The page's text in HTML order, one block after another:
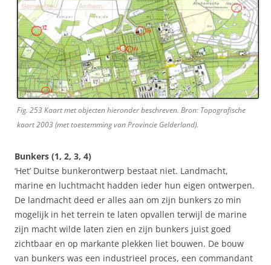
Fig. 253 Kaart met objecten hieronder beschreven. Bron: Topografische
kaart 2003 (met toestemming van Provincie Gelderland).
Bunkers (1, 2, 3, 4)
‘Het’ Duitse bunkerontwerp bestaat niet. Landmacht,
marine en luchtmacht hadden ieder hun eigen ontwerpen.
De landmacht deed er alles aan om zijn bunkers zo min
mogelijk in het terrein te laten opvallen terwijl de marine
zijn macht wilde laten zien en zijn bunkers juist goed
zichtbaar en op markante plekken liet bouwen. De bouw
van bunkers was een industrieel proces, een commandant